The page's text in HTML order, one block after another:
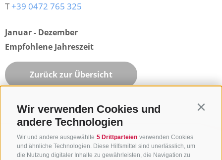
Wir verwenden Cookies und
andere Technologien
Wir und andere ausgewählte 5 Drittparteien verwenden Cookies
und ähnliche Technologien. Diese Hilfsmittel sind unerlässlich, um
die Nutzung digitaler Inhalte zu gewährleisten, die Navigation zu
T+39 0472 765 325
Januar - Dezember
Empfohlene Jahreszeit
Zurück zur Übersicht